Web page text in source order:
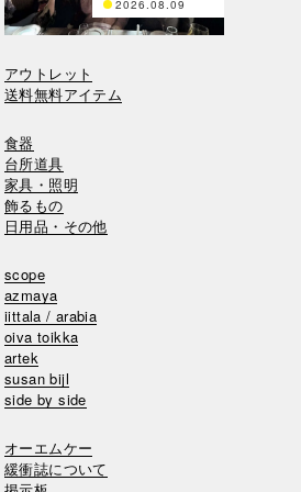
2026.08.09
アウトレット
送料無料アイテム
食器
台所道具
家具・照明
飾るもの
日用品・その他
scope
azmaya
iittala / arabia
oiva toikka
artek
susan bijl
side by side
オーエムケー
緩衝誌について